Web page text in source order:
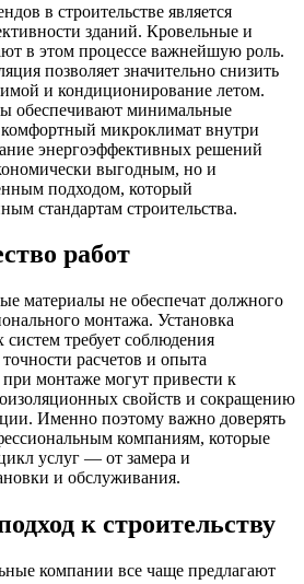
в строительстве является
зданий. Кровельные и
в этом процессе важнейшую роль.
позволяет значительно снизить
и кондиционирование летом.
обеспечивают минимальные
микроклимат внутри
энергоэффективных решений
выгодным, но и
подходом, который
стандартам строительства.
работ
материалы не обеспечат должного
монтажа. Установка
требует соблюдения
расчетов и опыта
монтаже могут привести к
свойств и сокращению
Именно поэтому важно доверять
компаниям, которые
услуг — от замера и
и обслуживания.
к строительству
компании все чаще предлагают